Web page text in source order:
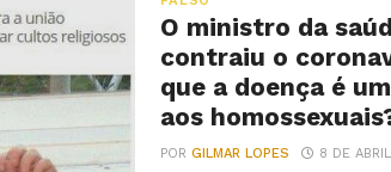
O ministro da
contraiu o
que a doença é
aos
PORGILMAR LOPES 8 DE